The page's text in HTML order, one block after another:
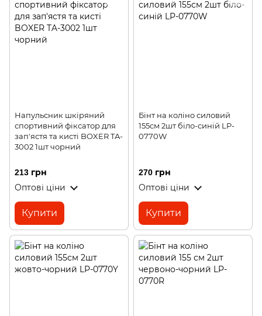
Напульсник шкіряний
спортивний фіксатор для
зап'ястя та кисті BOXER TA-
3002 1шт чорний
213 грн
Оптові ціни
Купити
Бінт на коліно силовий
155см 2шт біло-синій LP-
0770W
270 грн
Оптові ціни
Купити